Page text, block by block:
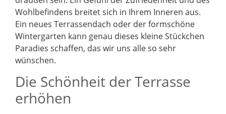
Wohlbefindens breitet sich in Ihrem Inneren aus.
Ein neues Terrassendach oder der formschöne
Wintergarten kann genau dieses kleine Stückchen
Paradies schaffen, das wir uns alle so sehr
wünschen.
Die Schönheit der Terrasse
erhöhen